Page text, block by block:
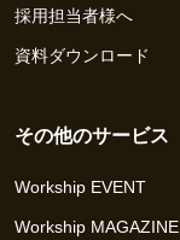
採用担当者様へ
資料ダウンロード
その他のサービス
Workship EVENT
Workship MAGAZINE